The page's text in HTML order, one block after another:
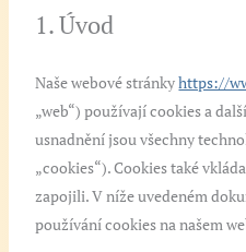
1. Úvod
Naše webové stránkyhttps://
„web“) používají cookies a
usnadnění jsou všechny
„cookies“). Cookies také
zapojili. V níže uvedeném
používání cookies na našem